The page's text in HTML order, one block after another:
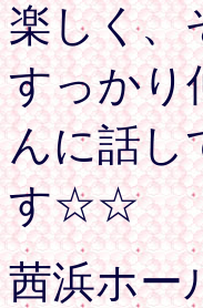
楽しく、
すっかり
んに話し
す☆☆
茜浜ホー